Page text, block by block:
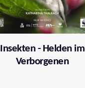
Insekten - Helden im
Verborgenen